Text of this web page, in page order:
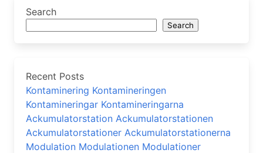
Search
Search
Recent Posts
Kontaminering Kontamineringen
Kontamineringar Kontamineringarna
Ackumulatorstation Ackumulatorstationen
Ackumulatorstationer Ackumulatorstationerna
Modulation Modulationen Modulationer